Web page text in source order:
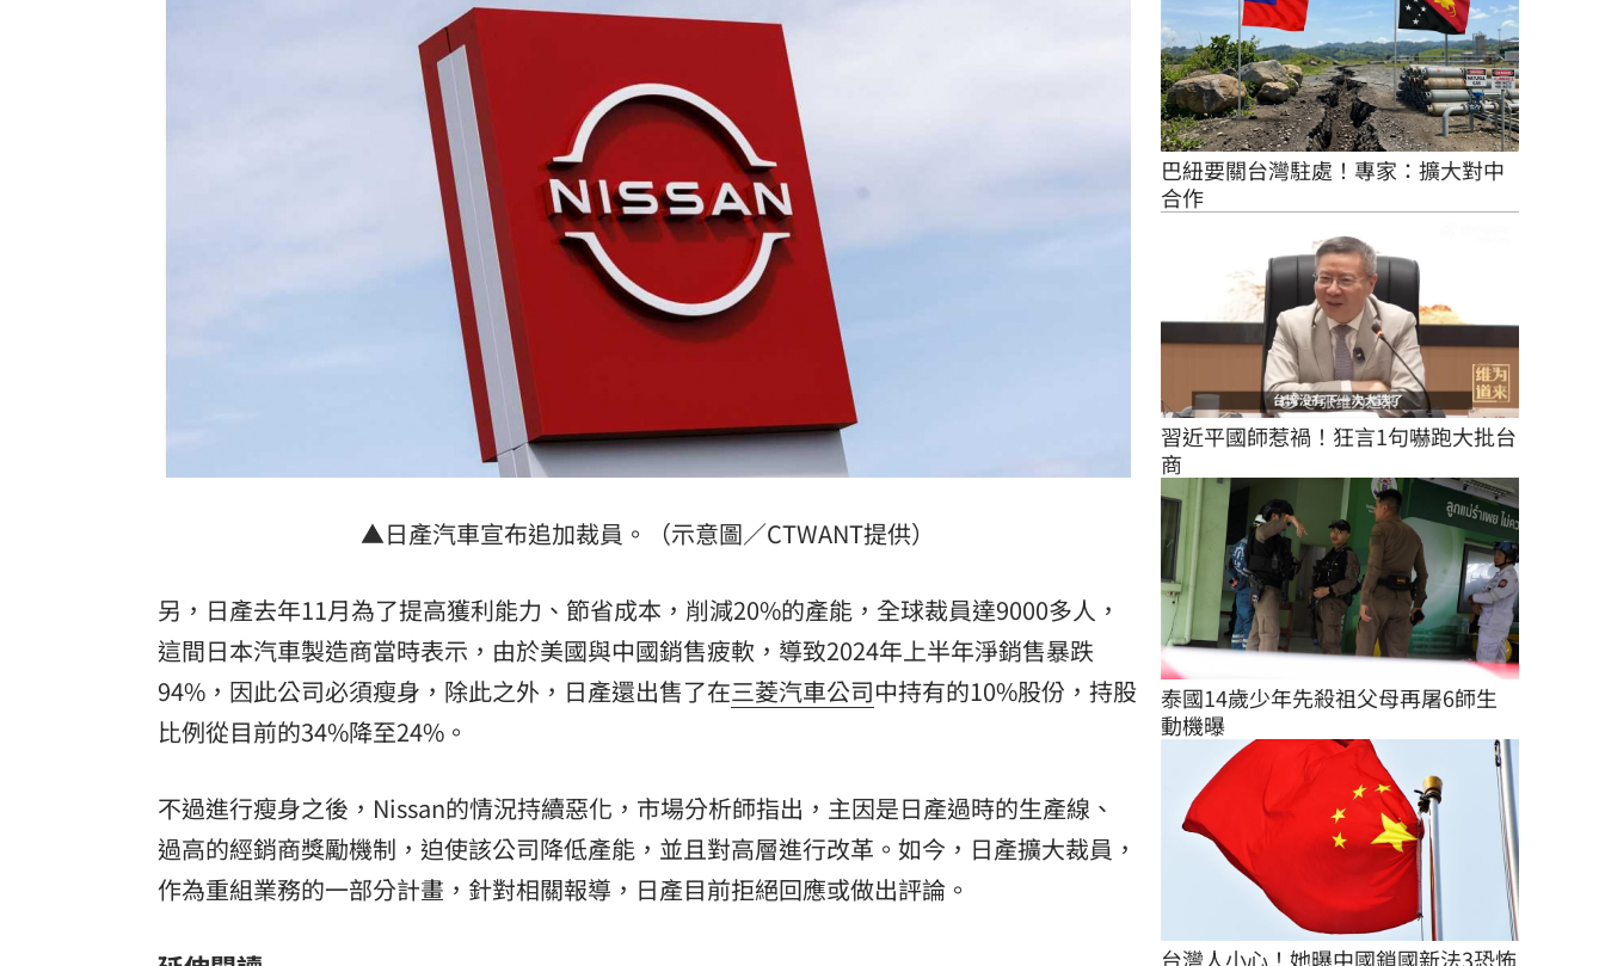
▲日產汽車宣布追加裁員。（示意圖／CTWANT提供）
另，日產去年11月為了提高獲利能力、節省成本，削減20%的產能，全球裁員達9000多人，
這間日本汽車製造商當時表示，由於美國與中國銷售疲軟，導致2024年上半年淨銷售暴跌
94%，因此公司必須瘦身，除此之外，日產還出售了在三菱汽車公司中持有的10%股份，持股
比例從目前的34%降至24%。
不過進行瘦身之後，Nissan的情況持續惡化，市場分析師指出，主因是日產過時的生產線、
過高的經銷商獎勵機制，迫使該公司降低產能，並且對高層進行改革。如今，日產擴大裁員，
作為重組業務的一部分計畫，針對相關報導，日產目前拒絕回應或做出評論。
巴紐要關台灣駐處！專家：擴大對中
合作
習近平國師惹禍！狂言1句嚇跑大批台
商
泰國14歲少年先殺祖父母再屠6師生
動機曝
台灣人小心！她曝中國鎖國新法3恐怖